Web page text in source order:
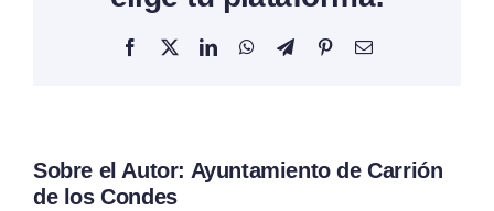
Facebook
X LinkedInWhatsAppTelegramPinterestCorreo
Sobre el Autor: Ayuntamiento de Carrión
de los Condes